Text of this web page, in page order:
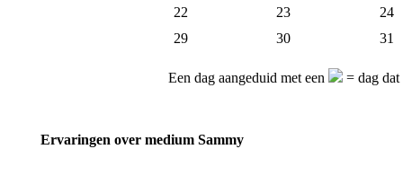
22
23
24
29
30 31
Een dag aangeduid met een = dag
Ervaringen over medium Sammy